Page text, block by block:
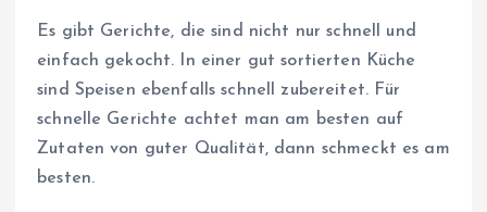
Es gibt Gerichte, die sind nicht nur schnell und
einfach gekocht. In einer gut sortierten Küche
sind Speisen ebenfalls schnell zubereitet. Für
schnelle Gerichte achtet man am besten auf
Zutaten von guter Qualität, dann schmeckt es am
besten.